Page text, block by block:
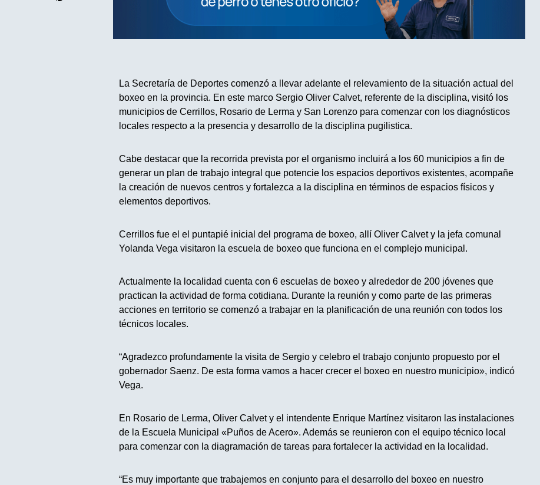
La Secretaría de Deportes comenzó a llevar adelante el relevamiento de la situación actual del
boxeo en la provincia. En este marco Sergio Oliver Calvet, referente de la disciplina, visitó los
municipios de Cerrillos, Rosario de Lerma y San Lorenzo para comenzar con los diagnósticos
locales respecto a la presencia y desarrollo de la disciplina pugilistica.
Cabe destacar que la recorrida prevista por el organismo incluirá a los 60 municipios a fin de
generar un plan de trabajo integral que potencie los espacios deportivos existentes, acompañe
la creación de nuevos centros y fortalezca a la disciplina en términos de espacios físicos y
elementos deportivos.
Cerrillos fue el el puntapié inicial del programa de boxeo, allí Oliver Calvet y la jefa comunal
Yolanda Vega visitaron la escuela de boxeo que funciona en el complejo municipal.
Actualmente la localidad cuenta con 6 escuelas de boxeo y alrededor de 200 jóvenes que
practican la actividad de forma cotidiana. Durante la reunión y como parte de las primeras
acciones en territorio se comenzó a trabajar en la planificación de una reunión con todos los
técnicos locales.
“Agradezco profundamente la visita de Sergio y celebro el trabajo conjunto propuesto por el
gobernador Saenz. De esta forma vamos a hacer crecer el boxeo en nuestro municipio», indicó
Vega.
En Rosario de Lerma, Oliver Calvet y el intendente Enrique Martínez visitaron las instalaciones
de la Escuela Municipal «Puños de Acero». Además se reunieron con el equipo técnico local
para comenzar con la diagramación de tareas para fortalecer la actividad en la localidad.
“Es muy importante que trabajemos en conjunto para el desarrollo del boxeo en nuestro